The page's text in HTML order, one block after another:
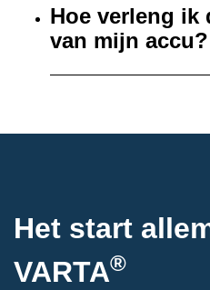
Hoe verleng ik
van mijn accu?
Het start
VARTA®